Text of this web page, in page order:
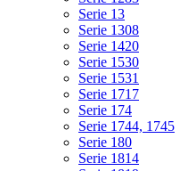
Serie 13
Serie 1308
Serie 1420
Serie 1530
Serie 1531
Serie 1717
Serie 174
Serie 1744, 1745
Serie 180
Serie 1814